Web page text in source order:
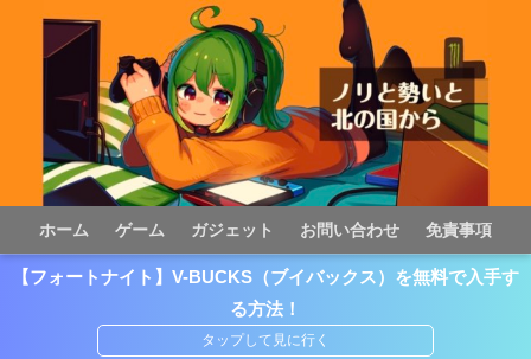
ホーム ゲーム ガジェット お問い合わせ 免責事項
【フォートナイト】V-BUCKS（ブイバックス）を無料で入手す
る方法！